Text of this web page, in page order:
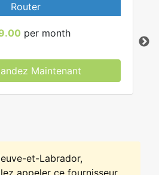
Router
per month
Maintenant
et-Labrador,
appeler ce fournisseur